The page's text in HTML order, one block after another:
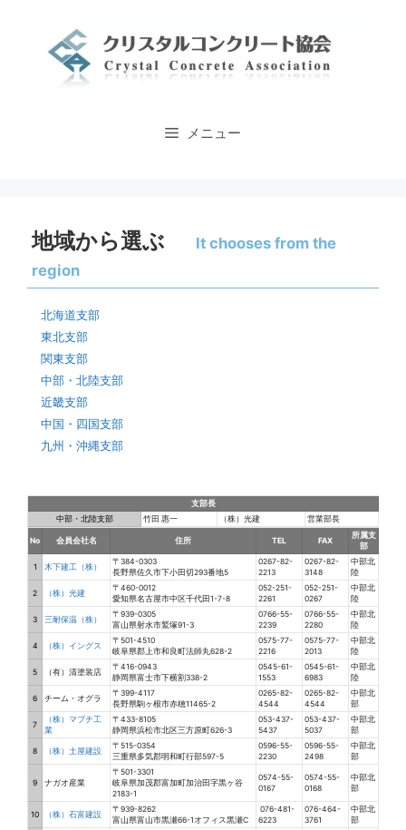
メニュー
地域から選ぶ
It chooses from the
region
北海道支部
東北支部
関東支部
中部・北陸支部
近畿支部
中国・四国支部
九州・沖縄支部
支部長
中部・北陸支部
竹田 惠一 （株）光建 営業部長
No 会員会社名 住所 TEL FAX
所属支
部
1 木下建工（株）
〒384-0303
長野県佐久市下小田切293番地5
0267-82-
2213
0267-82-
3148
中部北
陸
2 （株）光建
〒460-0012
愛知県名古屋市中区千代田1-7-8
052-251-
2261
052-251-
0267
中部北
陸
3 三耐保温（株）
〒939-0305
富山県射水市鷲塚91-3
0766-55-
2239
0766-55-
2280
中部北
陸
4 （株）イングス
〒501-4510
岐阜県郡上市和良町法師丸628-2
0575-77-
2216
0575-77-
2013
中部北
陸
5 （有）清塗装店
〒416-0943
静岡県富士市下横割338-2
0545-61-
1553
0545-61-
6983
中部北
陸
6 チーム・オグラ
〒399-4117
長野県駒ヶ根市赤穂11465-2
0265-82-
4544
0265-82-
4544
中部北
部
7
（株）マブチ工
業
〒433-8105
静岡県浜松市北区三方原町626-3
053-437-
5437
053-437-
5037
中部北
部
8 （株）土屋建設
〒515-0354
三重県多気郡明和町行部597-5
0596-55-
2230
0596-55-
2498
中部北
部
9 ナガオ産業
〒501-3301
岐阜県加茂郡富加町加治田字黒ヶ谷
2183-1
0574-55-
0167
0574-55-
0168
中部北
部
10 （株）石富建設
〒939-8262
富山県富山市黒瀬66-1オフィス黒瀬C
076-481-
6223
076-464-
3761
中部北
部